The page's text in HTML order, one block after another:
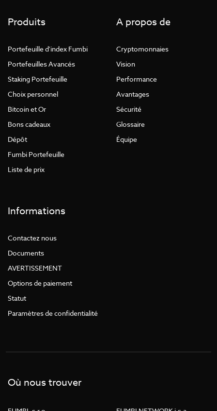
Produits
Portefeuille d'index Fumbi
Portefeuilles Avancés
Staking Portefeuille
Choix personnel
Bitcoin et Or
Bons cadeaux
Dépôt
Fumbi Portefeuille
Liste de prix
A propos de
Cryptomonnaies
Vision
Performance
Avantages
Sécurité
Glossaire
Équipe
Informations
Contactez nous
Documents
AVERTISSEMENT
Options de paiement
Statut
Paramètres de confidentialité
Où nous trouver